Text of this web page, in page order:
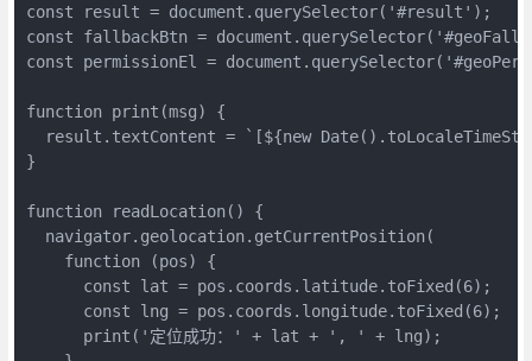
const result = document.querySelector('#result');
const fallbackBtn =
const permissionEl =
function print(msg) {
result.textContent = `[${new
}
function readLocation() {
  navigator.geolocation.getCurrentPosition(
    function (pos) {
      const lat = pos.coords.latitude.toFixed(6);
      const lng = pos.coords.longitude.toFixed(6);
      print('定位成功：' + lat + ', ' + lng);